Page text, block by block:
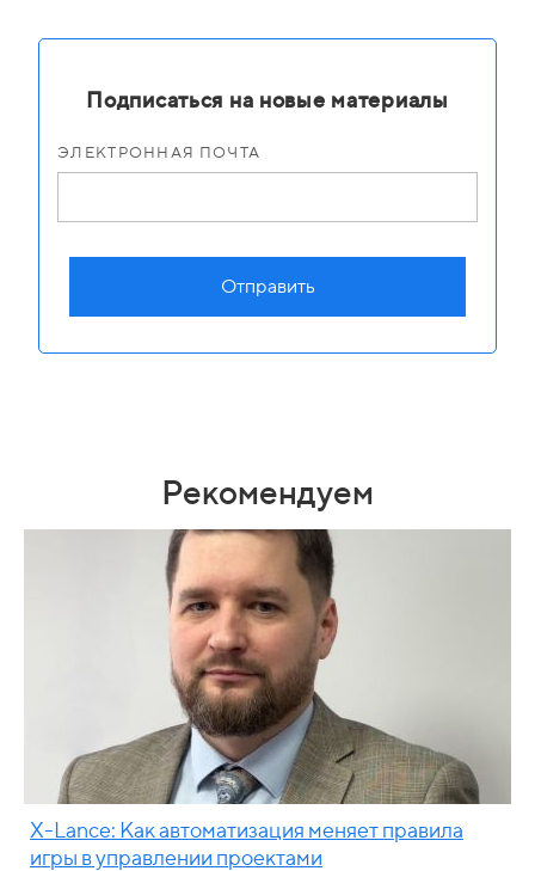
Подписаться на новые материалы
ЭЛЕКТРОННАЯ ПОЧТА
Отправить
Рекомендуем
X-Lance: Как автоматизация меняет правила
игры в управлении проектами